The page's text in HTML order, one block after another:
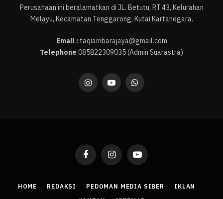
Perusahaan ini beralamatkan di JL. Betutu, RT.43, Kelurahan
Melayu, Kecamatan Tenggarong, Kutai Kartanegara.
Email :taqiambarajaya@gmail.com
Telephone 085822309035 (Admin Suarastra)
InstagramYouTubeWhatsApp
FacebookInstagramYouTube
HOME REDAKSI PEDOMAN MEDIA SIBER
IKLAN